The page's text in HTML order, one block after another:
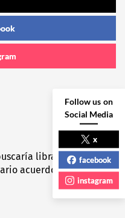
librar condena
acuerdo
Follow us on
Social Media
x
facebook
instagram